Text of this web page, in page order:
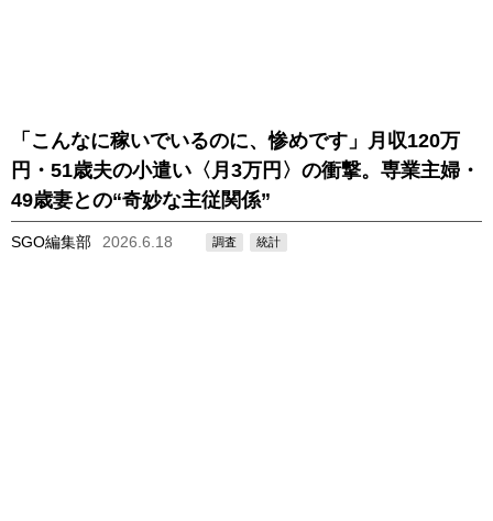
「こんなに稼いでいるのに、惨めです」月収120万
円・51歳夫の小遣い〈月3万円〉の衝撃。専業主婦・
49歳妻との“奇妙な主従関係”
SGO編集部 2026.6.18 調査 統計